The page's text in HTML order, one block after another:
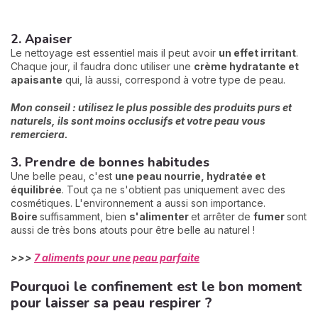
2. Apaiser
Le nettoyage est essentiel mais il peut avoir un effet irritant.
Chaque jour, il faudra donc utiliser une crème hydratante et
apaisante qui, là aussi, correspond à votre type de peau.
Mon conseil : utilisez le plus possible des produits purs et
naturels, ils sont moins occlusifs et votre peau vous
remerciera.
3. Prendre de bonnes habitudes
Une belle peau, c'est une peau nourrie, hydratée et
équilibrée. Tout ça ne s'obtient pas uniquement avec des
cosmétiques. L'environnement a aussi son importance.
Boire suffisamment, bien s'alimenteret arrêter de fumersont
aussi de très bons atouts pour être belle au naturel !
>>> 7 aliments pour une peau parfaite
Pourquoi le confinement est le bon moment
pour laisser sa peau respirer ?